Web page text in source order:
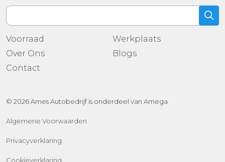
Ames Ridderkerk
Ames Sales Outlet Sliedrecht
Ames Oud-Beijerland
Gebruikte voorraad
Voorraad
Werkplaats
Over Ons
Blogs
Contact
© 2026 Ames Autobedrijf is onderdeel van Amega
Algemene Voorwaarden
Privacyverklaring
Cookieverklaring